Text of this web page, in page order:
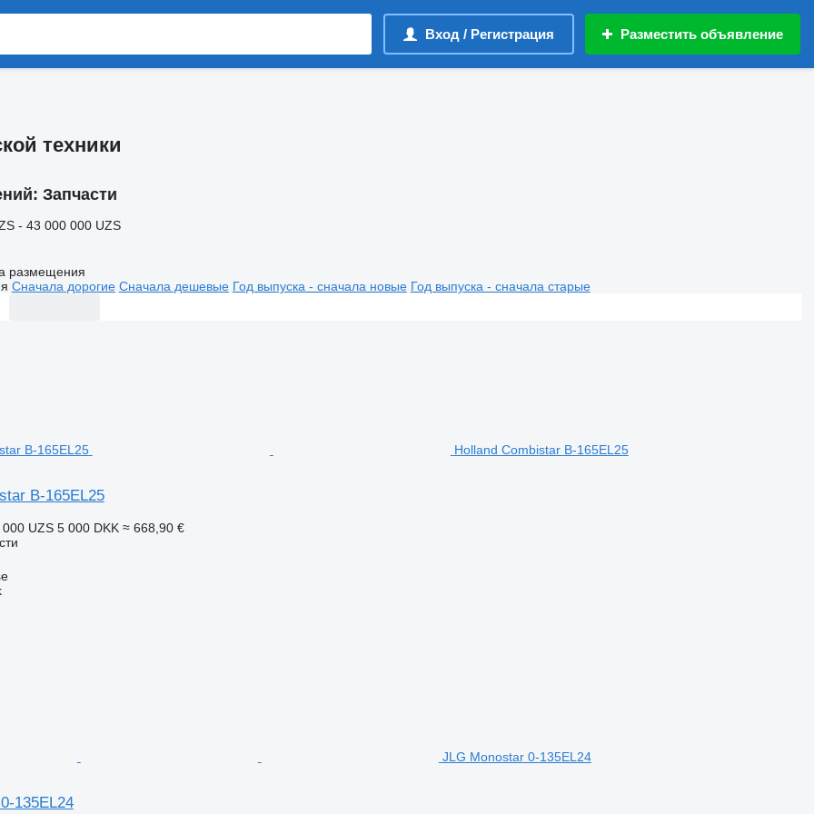
Вход / Регистрация Разместить объявление
техники
Запчасти
- 43 000 000 UZS
размещения
Сначала дорогие Сначала дешевые Год выпуска - сначала новые Год выпуска - сначала старые
Holland Combistar B-165EL25
B-165EL25
UZS 5 000 DKK ≈ 668,90 €
JLG Monostar 0-135EL24
135EL24